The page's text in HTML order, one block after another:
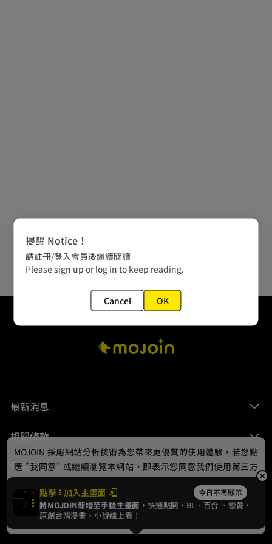
最新消息
相關條款
聯絡我們
© 2024 gamania Digital Entertainment Co., Ltd.
點擊 加入主畫面 今日不再顯示
將MOJOIN新增至手機主畫面，快速點開，BL、 百合 、戀愛，
原創台灣漫畫、小說線上看！
MOJOIN 採用網站分析技術為您帶來更優質的使用體驗，若您點
選 "我同意" 或繼續瀏覽本網站，即表示您同意我們使用第三方
Cookie，欲瞭解更多資訊請見隱私權政策。
我同意
提醒 Notice！
請註冊/登入會員後繼續閱讀
Please sign up or log in to keep reading.
Cancel OK